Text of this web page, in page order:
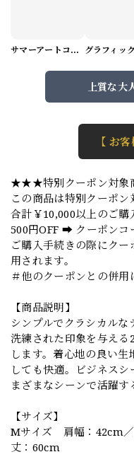
サマーアートコーデセット（5パターン） M1048
上質な大
【 お
★★★特別クーポン対
この商品は特別クーポン
合計￥10,000以上のご購
500円OFF ➡️ クーポンコ
ご購入手続きの際にク
用されます。
＃他のクーポンとの併用
【商品説明】
シンプルでクラシカルな
洗練された印象を与える
します。着心地の良い
しても快適。ビジネス
まざまなシーンで活躍す
【サイズ】
Mサイズ 肩幅：42cm
丈：60cm